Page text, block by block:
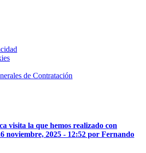
de Contratación
visita la que hemos realizado con
6 noviembre, 2025 - 12:52 por Fernando